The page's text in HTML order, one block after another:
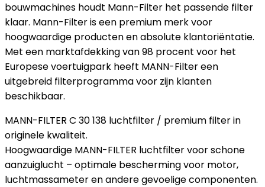
bouwmachines houdt Mann-Filter het passende filter
klaar. Mann-Filter is een premium merk voor
hoogwaardige producten en absolute klantoriëntatie.
Met een marktafdekking van 98 procent voor het
Europese voertuigpark heeft MANN-Filter een
uitgebreid filterprogramma voor zijn klanten
beschikbaar.
MANN-FILTER C 30 138 luchtfilter / premium filter in
originele kwaliteit.
Hoogwaardige MANN-FILTER luchtfilter voor schone
aanzuiglucht – optimale bescherming voor motor,
luchtmassameter en andere gevoelige componenten.